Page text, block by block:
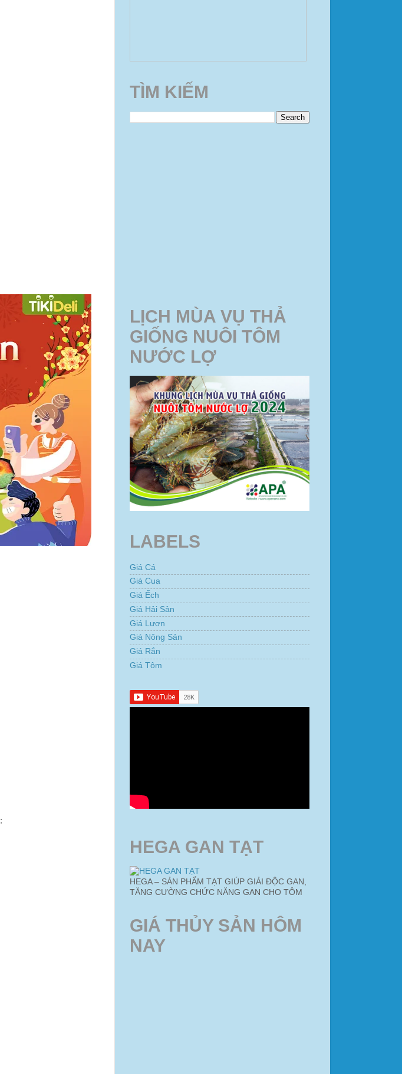
:
TÌM KIẾM
LỊCH MÙA VỤ THẢ
GIỐNG NUÔI TÔM
NƯỚC LỢ
LABELS
Giá Cá
Giá Cua
Giá Ếch
Giá Hải Sản
Giá Lươn
Giá Nông Sản
Giá Rắn
Giá Tôm
HEGA GAN TẠT
HEGA – SẢN PHẨM TẠT GIÚP GIẢI ĐỘC GAN,
TĂNG CƯỜNG CHỨC NĂNG GAN CHO TÔM
GIÁ THỦY SẢN HÔM
NAY